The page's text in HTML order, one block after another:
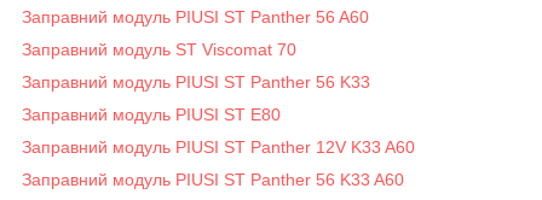
Заправний модуль PIUSI ST Panther 56 A60
Заправний модуль ST Viscomat 70
Заправний модуль PIUSI ST Panther 56 K33
Заправний модуль PIUSI ST E80
Заправний модуль PIUSI ST Panther 12V K33 A60
Заправний модуль PIUSI ST Panther 56 K33 A60